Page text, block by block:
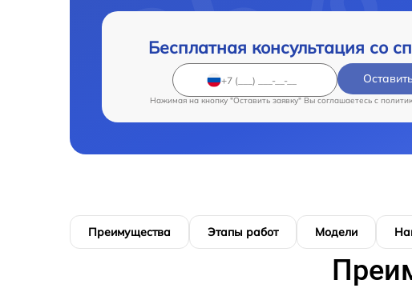
Бесплатная консультация со
Нажимая на кнопку "Оставить заявку" Вы соглашаетесь c
Преимущества Этапы работ Модели